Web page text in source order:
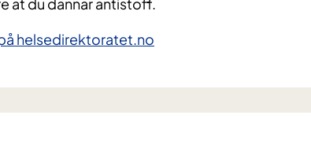
at du dannar antistoff.
helsedirektoratet.no